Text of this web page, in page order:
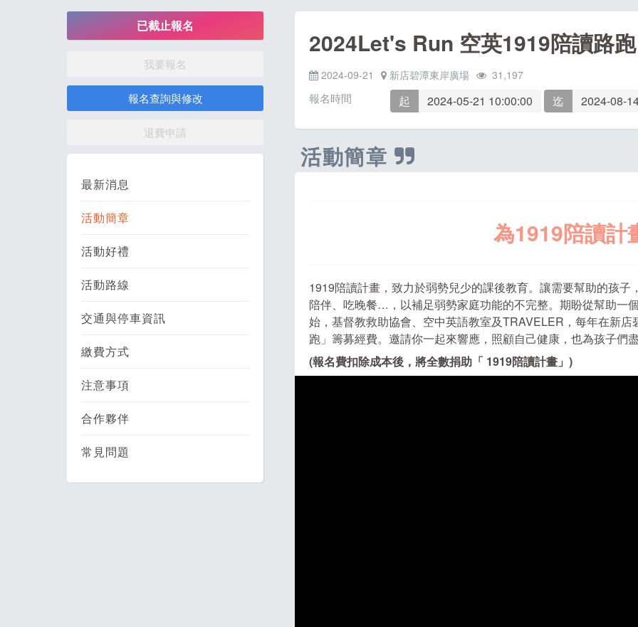
已截止報名
我要報名
報名查詢與修改
退費申請
最新消息
活動簡章
活動好禮
活動路線
交通與停車資訊
繳費方式
注意事項
合作夥伴
常見問題
2024Let's Run 空英1919陪讀路跑
2024-09-21 新店碧潭東岸廣場 31,197
報名時間 起 2024-05-21 10:00:00 迄 2024-08-
活動簡章
為1919陪讀計
1919陪讀計畫，致力於弱勢兒少的課後教育。讓需要幫助的孩
陪伴、吃晚餐…，以補足弱勢家庭功能的不完整。期盼從幫助一
始，基督教救助協會、空中英語教室及TRAVELER，每年在新店
跑」籌募經費。邀請你一起來響應，照顧自己健康，也為孩子們盡
(報名費扣除成本後，將全數捐助「 1919陪讀計畫」)